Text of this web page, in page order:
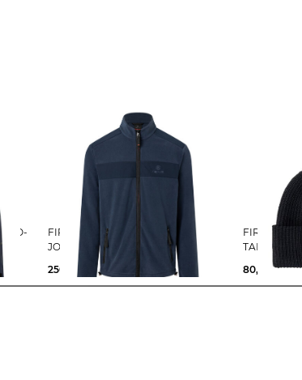
FIRE+ICE | Herren Fleecejacke
JOSH
250,00 €
FIRE+ICE | Herren Strickmütze
TAREK
80,00 €